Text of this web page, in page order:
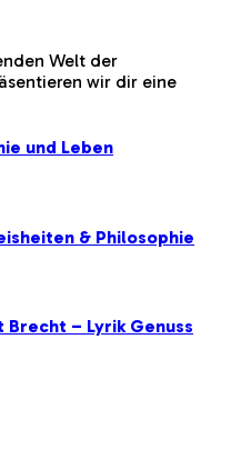
Welt der
wir dir eine
und Leben
& Philosophie
– Lyrik Genuss